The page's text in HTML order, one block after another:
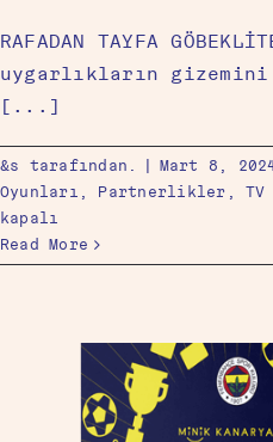
RAFADAN TAYFA
uygarlıkların
[...]
&s tarafından. | Mart 8,
Oyunları , Partnerlikler ,
kapalı
Read More